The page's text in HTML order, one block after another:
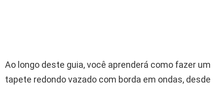
Ao longo deste guia, você aprenderá como fazer um
tapete redondo vazado com borda em ondas, desde